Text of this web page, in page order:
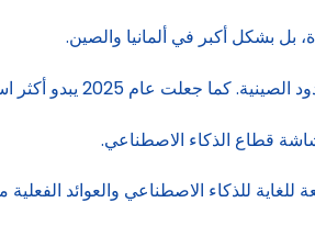
بل بشكل أكبر في ألمانيا والصين.
استقراراً مما كان عليه في الواقع.
قطاع الذكاء الاصطناعي.
للذكاء الاصطناعي والعوائد الفعلية